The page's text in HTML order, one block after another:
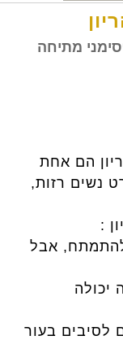
מתיחה
הם אחת
נשים רזות,
:
להתמתח, אבל
יכולה
לסיבים בעור